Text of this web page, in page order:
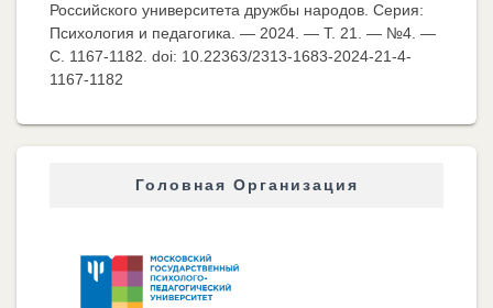
Российского университета дружбы народов. Серия:
Психология и педагогика. — 2024. — Т. 21. — №4. —
C. 1167-1182. doi: 10.22363/2313-1683-2024-21-4-
1167-1182
Головная Организация